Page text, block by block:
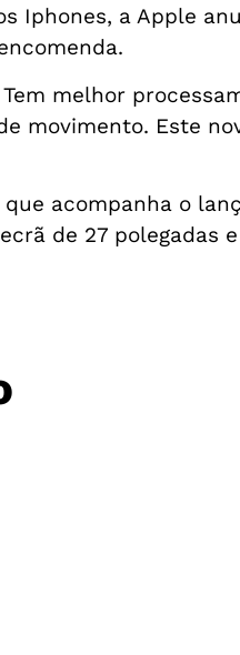
Iphones, a Apple
melhor
movimento. Este
acompanha o
de 27 polegadas